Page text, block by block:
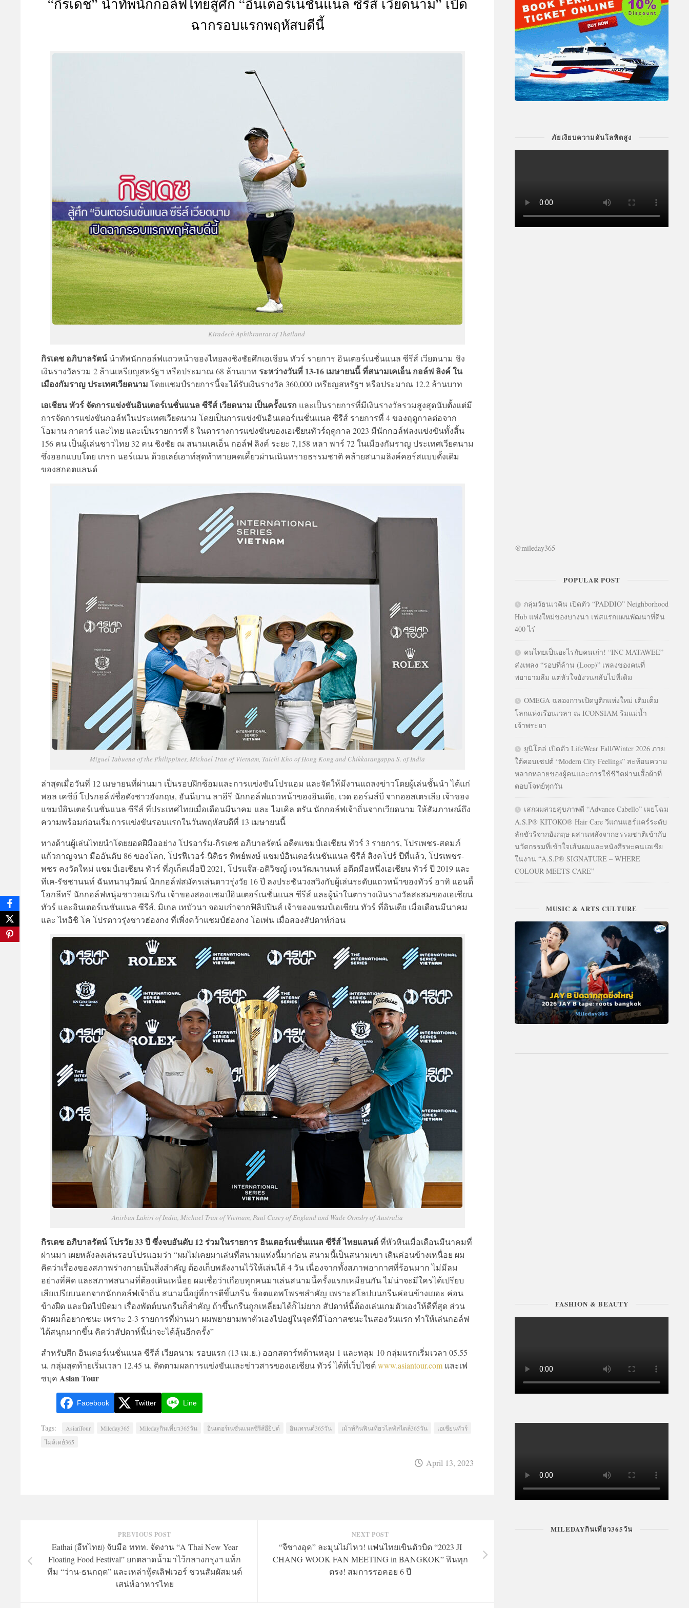
&
“กิรเดช” นำทัพนักกอล์ฟไทยสู้ศึก “อินเตอร์เนชั่นแนล ซีรีส์ เวียดนาม” เปิด
ฉากรอบแรกพฤหัสบดีนี้
Kiradech Aphibranrat of Thailand
กิรเดช อภิบาลรัตน์นำทัพนักกอล์ฟแถวหน้าของไทยลงชิงชัยศึกเอเชียน ทัวร์ รายการ อินเตอร์เนชั่นแนล ซีรีส์ เวียดนาม ชิง
เงินรางวัลรวม 2 ล้านเหรียญสหรัฐฯ หรือประมาณ 68 ล้านบาท ระหว่างวันที่ 13-16 เมษายนนี้ ที่สนามเคเอ็น กอล์ฟ ลิงค์ ใน
เมืองกัมราญ ประเทศเวียดนาม โดยแชมป์รายการนี้จะได้รับเงินรางวัล 360,000 เหรียญสหรัฐฯ หรือประมาณ 12.2 ล้านบาท
เอเชียน ทัวร์ จัดการแข่งขันอินเตอร์เนชั่นแนล ซีรีส์ เวียดนาม เป็นครั้งแรก และเป็นรายการที่มีเงินรางวัลรวมสูงสุดนับตั้งแต่มี
การจัดการแข่งขันกอล์ฟในประเทศเวียดนาม โดยเป็นการแข่งขันอินเตอร์เนชั่นแนล ซีรีส์ รายการที่ 4 ของฤดูกาลต่อจาก
โอมาน กาตาร์ และไทย และเป็นรายการที่ 8 ในตารางการแข่งขันของเอเชียนทัวร์ฤดูกาล 2023 มีนักกอล์ฟลงแข่งขันทั้งสิ้น
156 คน เป็นผู้เล่นชาวไทย 32 คน ชิงชัย ณ สนามเคเอ็น กอล์ฟ ลิงค์ ระยะ 7,158 หลา พาร์ 72 ในเมืองกัมราญ ประเทศเวียดนาม
ซึ่งออกแบบโดย เกรก นอร์แมน ด้วยเลย์เอาท์สุดท้าทายคดเคี้ยวผ่านเนินทรายธรรมชาติ คล้ายสนามลิงค์คอร์สแบบดั้งเดิม
ของสกอตแลนด์
Miguel Tabuena of the Philippines, Michael Tran of Vietnam, Taichi Kho of Hong Kong and Chikkarangappa S. of India
ล่าสุดเมื่อวันที่ 12 เมษายนที่ผ่านมา เป็นรอบฝึกซ้อมและการแข่งขันโปรแอม และจัดให้มีงานแถลงข่าวโดยผู้เล่นชั้นนำ ได้แก่
พอล เคซีย์ โปรกอล์ฟชื่อดังชาวอังกฤษ, อันนีบาน ลาฮีรี นักกอล์ฟแถวหน้าของอินเดีย, เวด ออร์มส์บี จากออสเตรเลีย เจ้าของ
แชมป์อินเตอร์เนชั่นแนล ซีรีส์ ที่ประเทศไทยเมื่อเดือนมีนาคม และ ไมเคิล ตรัน นักกอล์ฟเจ้าถิ่นจากเวียดนาม ให้สัมภาษณ์ถึง
ความพร้อมก่อนเริ่มการแข่งขันรอบแรกในวันพฤหัสบดีที่ 13 เมษายนนี้
ทางด้านผู้เล่นไทยนำโดยยอดฝีมืออย่าง โปรอาร์ม-กิรเดช อภิบาลรัตน์ อดีตแชมป์เอเชียน ทัวร์ 3 รายการ, โปรเพชร-สดมภ์
แก้วกาญจนา มืออันดับ 86 ของโลก, โปรฟีเวอร์-นิติธร ทิพย์พงษ์ แชมป์อินเตอร์เนชันแนล ซีรีส์ สิงคโปร์ ปีที่แล้ว, โปรเพชร-
พชร คงวัดใหม่ แชมป์เอเชียน ทัวร์ ที่ภูเก็ตเมื่อปี 2021, โปรแจ๊ส-อติวิชญ์ เจนวัฒนานนท์ อดีตมือหนึ่งเอเชียน ทัวร์ ปี 2019 และ
ทีเค-รัชชานนท์ ฉันทนานุวัฒน์ นักกอล์ฟสมัครเล่นดาวรุ่งวัย 16 ปี ลงประชันวงสวิงกับผู้เล่นระดับแถวหน้าของทัวร์ อาทิ แอนดี้
โอกลีทรี นักกอล์ฟหนุ่มชาวอเมริกัน เจ้าของสองแชมป์อินเตอร์เนชั่นแนล ซีรีส์ และผู้นำในตารางเงินรางวัลสะสมของเอเชียน
ทัวร์ และอินเตอร์เนชันแนล ซีรีส์, มิเกล เทบัวนา จอมเก๋าจากฟิลิปปินส์ เจ้าของแชมป์เอเชียน ทัวร์ ที่อินเดีย เมื่อเดือนมีนาคม
และ ไทอิชิ โค โปรดาวรุ่งชาวฮ่องกง ที่เพิ่งคว้าแชมป์ฮ่องกง โอเพ่น เมื่อสองสัปดาห์ก่อน
Anirban Lahiri of India, Michael Tran of Vietnam, Paul Casey of England and Wade Ormsby of Australia
กิรเดช อภิบาลรัตน์ โปรวัย 33 ปี ซึ่งจบอันดับ 12 ร่วมในรายการ อินเตอร์เนชั่นแนล ซีรีส์ ไทยแลนด์ที่หัวหินเมื่อเดือนมีนาคมที่
ผ่านมา เผยหลังลงเล่นรอบโปรแอมว่า “ผมไม่เคยมาเล่นที่สนามแห่งนี้มาก่อน สนามนี้เป็นสนามเขา เดินค่อนข้างเหนื่อย ผม
คิดว่าเรื่องของสภาพร่างกายเป็นสิ่งสำคัญ ต้องเก็บพลังงานไว้ให้เล่นได้ 4 วัน เนื่องจากทั้งสภาพอากาศที่ร้อนมาก ไม่มีลม
อย่างที่คิด และสภาพสนามที่ต้องเดินเหนื่อย ผมเชื่อว่าเกือบทุกคนมาเล่นสนามนี้ครั้งแรกเหมือนกัน ไม่น่าจะมีใครได้เปรียบ
เสียเปรียบนอกจากนักกอล์ฟเจ้าถิ่น สนามนี้อยู่ที่การตีขึ้นกรีน ช็อตแอพโพรชสำคัญ เพราะสโลปบนกรีนค่อนข้างเยอะ ค่อน
ข้างฝืด และบิดไปบิดมา เรื่องพัตต์บนกรีนก็สำคัญ ถ้าขึ้นกรีนถูกเหลี่ยมได้ก็ไม่ยาก สัปดาห์นี้ต้องเล่นเกมตัวเองให้ดีที่สุด ส่วน
ตัวผมก็อยากชนะ เพราะ 2-3 รายการที่ผ่านมา ผมพยายามพาตัวเองไปอยู่ในจุดที่มีโอกาสชนะในสองวันแรก ทำให้เล่นกอล์ฟ
ได้สนุกมากขึ้น คิดว่าสัปดาห์นี้น่าจะได้ลุ้นอีกครั้ง”
สำหรับศึก อินเตอร์เนชั่นแนล ซีรีส์ เวียดนาม รอบแรก (13 เม.ย.) ออกสตาร์ทด้านหลุม 1 และหลุม 10 กลุ่มแรกเริ่มเวลา 05.55
น. กลุ่มสุดท้ายเริ่มเวลา 12.45 น. ติดตามผลการแข่งขันและข่าวสารของเอเชียน ทัวร์ ได้ที่เว็บไซต์www.asiantour.com และเฟ
ซบุค Asian Tour
Facebook Twitter Line
Tags: AsianTour Mileday365 Miledayกินเที่ยว365วัน อินเตอร์เนชั่นแนลซีรีส์อียิปต์ อินเทรนด์365วัน เม้าท์กินฟินเที่ยวไลฟ์สไตล์365วัน
เอเชียนทัวร์
ไมล์เดย์365
April 13, 2023
NEXT POST
“จีชางอุค” ละมุนไม่ไหว! แฟนไทยเขินตัวบิด “2023 JI
CHANG WOOK FAN MEETING in BANGKOK” ฟินทุก
ตรง! สมการรอคอย 6 ปี
PREVIOUS POST
Eathai (อีทไทย) จับมือ ททท. จัดงาน “A Thai New Year
Floating Food Festival” ยกตลาดน้ำมาไว้กลางกรุงฯ แท็ก
ทีม “ว่าน-ธนกฤต” และเหล่าฟู้ดเลิฟเวอร์ ชวนสัมผัสมนต์
เสน่ห์อาหารไทย
ภัยเงียบความดันโลหิตสูง
@mileday365
POPULAR POST
กลุ่มวัธนเวคิน เปิดตัว “PADDIO” Neighborhood
Hub แห่งใหม่ของบางนา เฟสแรกแผนพัฒนาที่ดิน
400 ไร่
คนไทยเป็นอะไรกับคนเก่า! “INC MATAWEE”
ส่งเพลง “รอบที่ล้าน (Loop)” เพลงของคนที่
พยายามลืม แต่หัวใจยังวนกลับไปที่เดิม
OMEGA ฉลองการเปิดบูติกแห่งใหม่ เติมเต็ม
โลกแห่งเรือนเวลา ณ ICONSIAM ริมแม่น้ำ
เจ้าพระยา
ยูนิโคล่ เปิดตัว LifeWear Fall/Winter 2026 ภาย
ใต้คอนเซปต์ “Modern City Feelings” สะท้อนความ
หลากหลายของผู้คนและการใช้ชีวิตผ่านเสื้อผ้าที่
ตอบโจทย์ทุกวัน
เสกผมสวยสุขภาพดี “Advance Cabello” เผยโฉม
A.S.P® KITOKO® Hair Care วีแกนแฮร์แคร์ระดับ
ลักชัวรีจากอังกฤษ ผสานพลังจากธรรมชาติเข้ากับ
นวัตกรรมที่เข้าใจเส้นผมและหนังศีรษะคนเอเชีย
ในงาน “A.S.P® SIGNATURE – WHERE
COLOUR MEETS CARE”
MUSIC & ARTS CULTURE